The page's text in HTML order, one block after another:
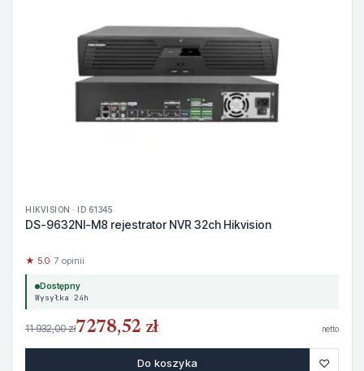
HIKVISION · ID 61345
DS-9632NI-M8 rejestrator NVR 32ch Hikvision
★ 5.0· 7 opinii
Dostępny
Wysyłka 24h
11 932,00 zł7278,52 zł netto
Do koszyka ♡